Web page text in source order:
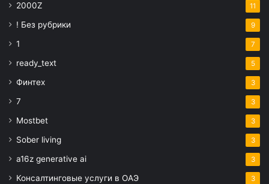
2000Z 11
! Без рубрики 9
1 7
ready_text 5
Финтех 3
7 3
Mostbet 3
Sober living 3
a16z generative ai 3
Консалтинговые услуги в ОАЭ 3